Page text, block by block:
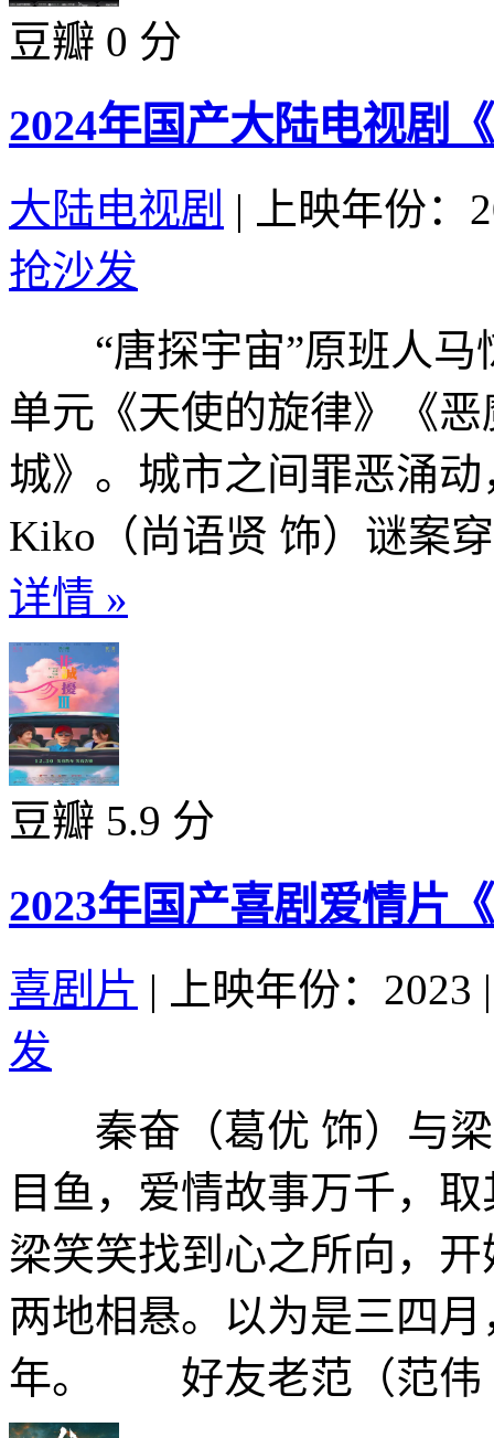
豆瓣 0 分
2024年国产大陆电视剧
大陆电视剧 |
上映年份：
抢沙发
“唐探宇宙”原班人马
单元《天使的旋律》《
城》。城市之间罪恶涌
Kiko（尚语贤 饰）谜案
详情 »
豆瓣 5.9 分
2023年国产喜剧爱情片
喜剧片 | 上映年份：2023 |
发
秦奋（葛优 饰）与梁
目鱼，爱情故事万千，
梁笑笑找到心之所向，
两地相悬。以为是三四
年。 好友老范（范伟